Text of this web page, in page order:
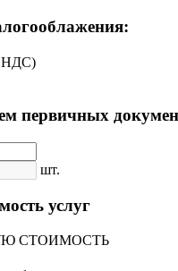
НДС)
первичных
шт.
услуг
СТОИМОСТЬ